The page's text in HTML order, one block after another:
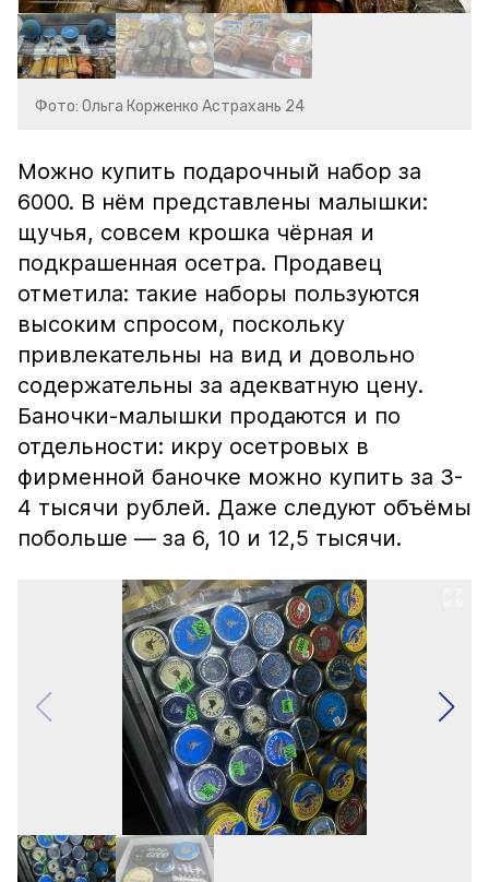
Фото: Ольга Корженко Астрахань 24
Можно купить подарочный набор за
6000. В нём представлены малышки:
щучья, совсем крошка чёрная и
подкрашенная осетра. Продавец
отметила: такие наборы пользуются
высоким спросом, поскольку
привлекательны на вид и довольно
содержательны за адекватную цену.
Баночки-малышки продаются и по
отдельности: икру осетровых в
фирменной баночке можно купить за 3-
4 тысячи рублей. Даже следуют объёмы
побольше — за 6, 10 и 12,5 тысячи.